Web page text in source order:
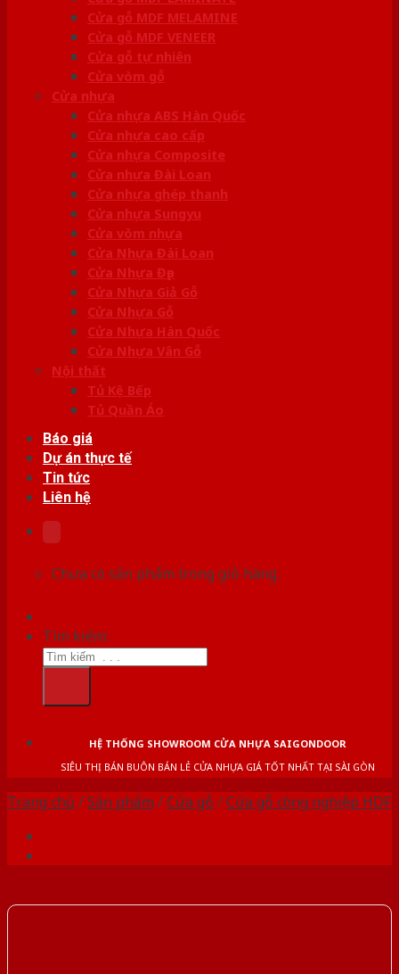
Cửa gỗ MDF MELAMINE
Cửa gỗ MDF VENEER
Cửa gỗ tự nhiên
Cửa vòm gỗ
Cửa nhựa
Cửa nhựa ABS Hàn Quốc
Cửa nhựa cao cấp
Cửa nhựa Composite
Cửa nhựa Đài Loan
Cửa nhựa ghép thanh
Cửa nhựa Sungyu
Cửa vòm nhựa
Cửa Nhựa Đài Loan
Cửa Nhựa Đẹp
Cửa Nhựa Giả Gỗ
Cửa Nhựa Gỗ
Cửa Nhựa Hàn Quốc
Cửa Nhựa Vân Gỗ
Nội thất
Tủ Kệ Bếp
Tủ Quần Áo
Báo giá
Dự án thực tế
Tin tức
Liên hệ
Chưa có sản phẩm trong giỏ hàng.
Tìm kiếm:
HỆ THỐNG SHOWROOM CỬA NHỰA SAIGONDOOR
SIÊU THỊ BÁN BUÔN BÁN LẺ CỬA NHỰA GIÁ TỐT NHẤT TẠI SÀI GÒN
Trang chủ /Sản phẩm /Cửa gỗ /Cửa gỗ công nghiệp HDF